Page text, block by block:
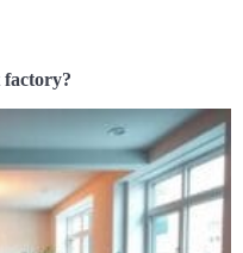
factory?